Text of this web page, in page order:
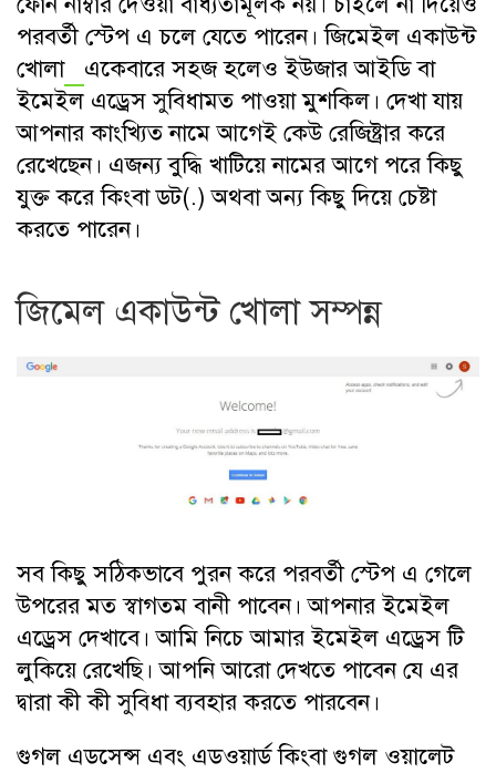
পরবর্তী স্টেপ এ চলে যেতে পারেন।জিমেইল একাউন্ট
খোলা
একেবারে সহজ হলেও ইউজার আইডি বা
ইমেইল এড্রেস সুবিধামত পাওয়া মুশকিল। দেখা যায়
আপনার কাংখ্যিত নামে আগেই কেউ রেজিষ্ট্রার করে
রেখেছেন। এজন্য বুদ্ধি খাটিয়ে নামের আগে পরে কিছু
যুক্ত করে কিংবা ডট(.) অথবা অন্য কিছু দিয়ে চেষ্টা
করতে পারেন।
জিমেল একাউন্ট খোলা সম্পন্ন
সব কিছু সঠিকভাবে পুরন করে পরবর্তী স্টেপ এ গেলে
উপরের মত স্বাগতম বানী পাবেন। আপনার ইমেইল
এড্রেস দেখাবে। আমি নিচে আমার ইমেইল এড্রেস টি
লুকিয়ে রেখেছি। আপনি আরো দেখতে পাবেন যে এর
দ্বারা কী কী সুবিধা ব্যবহার করতে পারবেন।
গুগল এডসেন্স এবং এডওয়ার্ড কিংবা গুগল ওয়ালেট